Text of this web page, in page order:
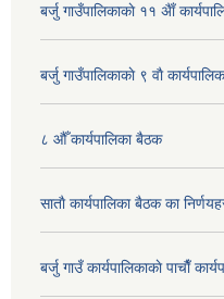
बर्जु गाउँपालिकाकाे ११ अैाँ
बर्जु गाउँपालिकाकाे ९ वाै‌
८ औँ कार्यपालिका बैठक
साताै‌ कार्यपालिका बैठक का
बर्जु गाउँ कार्यपालिकाकाे पाचाै‌ँ